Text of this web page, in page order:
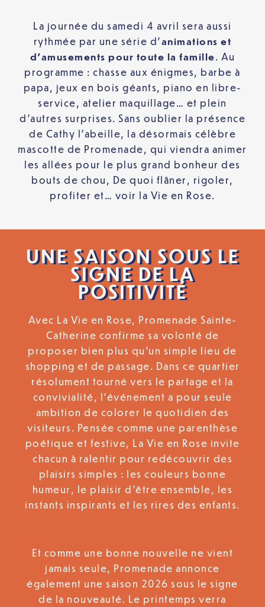
La journée du samedi 4 avril sera aussi
rythmée par une série d’animations et
d’amusements pour toute la famille. Au
programme : chasse aux énigmes, barbe à
papa, jeux en bois géants, piano en libre-
service, atelier maquillage… et plein
d’autres surprises. Sans oublier la présence
de Cathy l’abeille, la désormais célèbre
mascotte de Promenade, qui viendra animer
les allées pour le plus grand bonheur des
bouts de chou, De quoi flâner, rigoler,
profiter et… voir la Vie en Rose.
UNE SAISON SOUS LE
SIGNE DE LA
POSITIVITÉ
Avec La Vie en Rose, Promenade Sainte-
Catherine confirme sa volonté de
proposer bien plus qu’un simple lieu de
shopping et de passage. Dans ce quartier
résolument tourné vers le partage et la
convivialité, l’événement a pour seule
ambition de colorer le quotidien des
visiteurs. Pensée comme une parenthèse
poétique et festive, La Vie en Rose invite
chacun à ralentir pour redécouvrir des
plaisirs simples : les couleurs bonne
humeur, le plaisir d’être ensemble, les
instants inspirants et les rires des enfants.
Et comme une bonne nouvelle ne vient
jamais seule, Promenade annonce
également une saison 2026 sous le signe
de la nouveauté. Le printemps verra